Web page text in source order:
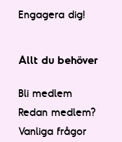
Engagera dig!
Allt du behöver
Bli medlem
Redan medlem?
Vanliga frågor